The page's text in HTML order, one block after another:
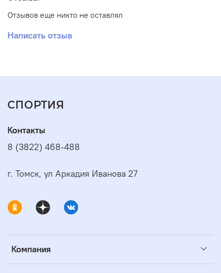
Отзывов еще никто не оставлял
Написать отзыв
СПОРТИЯ
Компания
Контакты
8 (3822) 468-488
г. Томск, ул Аркадия Иванова 27